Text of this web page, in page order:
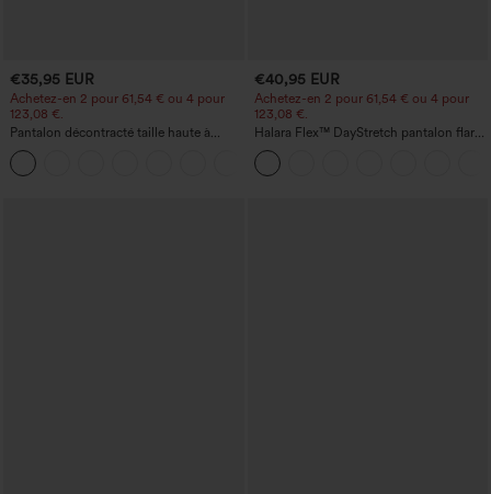
€35,95 EUR
Achetez-en 2 pour 61,54 € ou 4 pour
123,08 €.
Pantalon décontracté taille haute à
jambe droite, effet lin, avec poches
€40,95 EUR
Achetez-en 2 pour 61,54 € ou 4 pour
123,08 €.
Halara Flex™ DayStretch pantalon flare
de travail, taille mi-haute, poche latérale
zippée